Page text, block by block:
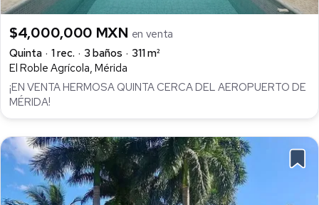
$4,000,000 MXN en venta
Quinta
1 rec. 3 baños
311 m²
El Roble Agrícola, Mérida
¡EN VENTA HERMOSA QUINTA CERCA DEL AEROPUERTO DE
MÉRIDA!